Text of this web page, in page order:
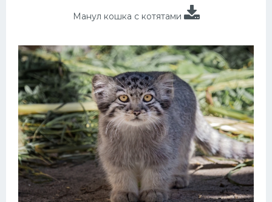
Манул кошка с котятами